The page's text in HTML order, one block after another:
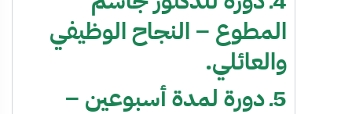
المطوع – النجاح الوظيفي
والعائلي.
5ـ دورة لمدة أسبوعين –